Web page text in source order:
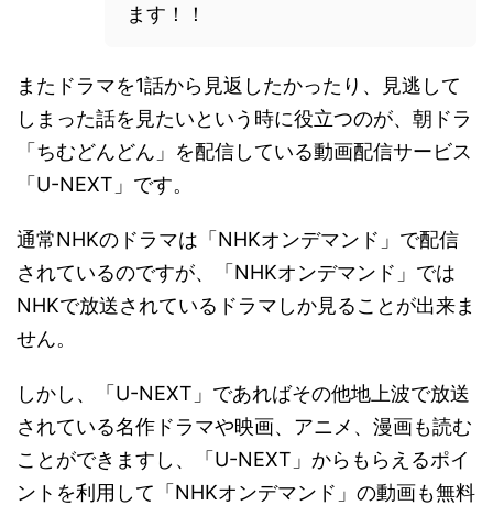
ます！！
またドラマを1話から見返したかったり、見逃して
しまった話を見たいという時に役立つのが、朝ドラ
「ちむどんどん」を配信している動画配信サービス
「U-NEXT」です。
通常NHKのドラマは「NHKオンデマンド」で配信
されているのですが、「NHKオンデマンド」では
NHKで放送されているドラマしか見ることが出来ま
せん。
しかし、「U-NEXT」であればその他地上波で放送
されている名作ドラマや映画、アニメ、漫画も読む
ことができますし、「U-NEXT」からもらえるポイ
ントを利用して「NHKオンデマンド」の動画も無料